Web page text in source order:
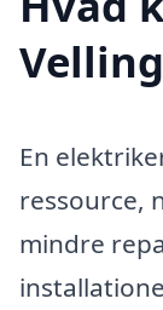
En
ressource,
mindre